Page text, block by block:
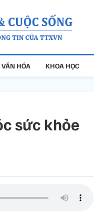
VĂN HÓA KHOA HỌC
sức khỏe